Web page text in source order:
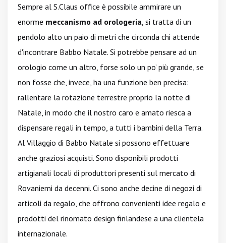
Sempre al S.Claus office è possibile ammirare un
enorme meccanismo ad orologeria, si tratta di un
pendolo alto un paio di metri che circonda chi attende
d'incontrare Babbo Natale. Si potrebbe pensare ad un
orologio come un altro, forse solo un po’ più grande, se
non fosse che, invece, ha una funzione ben precisa:
rallentare la rotazione terrestre proprio la notte di
Natale, in modo che il nostro caro e amato riesca a
dispensare regali in tempo, a tutti i bambini della Terra.
Al Villaggio di Babbo Natale si possono effettuare
anche graziosi acquisti. Sono disponibili prodotti
artigianali locali di produttori presenti sul mercato di
Rovaniemi da decenni. Ci sono anche decine di negozi di
articoli da regalo, che offrono convenienti idee regalo e
prodotti del rinomato design finlandese a una clientela
internazionale.